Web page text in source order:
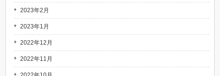
2023年2月
2023年1月
2022年12月
2022年11月